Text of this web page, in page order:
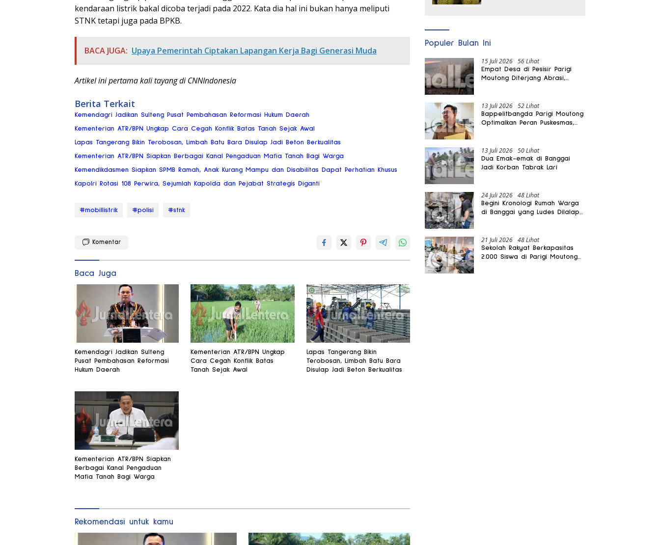
kendaraan listrik bakal dicoba terjadi pada 2022. Kata dia hal ini bukan hanya meliputi
STNK tetapi juga pada BPKB.
BACA JUGA: Upaya Pemerintah Ciptakan Lapangan Kerja Bagi Generasi Muda
Artikel ini pertama kali tayang di CNNIndonesia
Berita Terkait
Kemendagri Jadikan Sulteng Pusat Pembahasan Reformasi Hukum Daerah
Kementerian ATR/BPN Ungkap Cara Cegah Konflik Batas Tanah Sejak Awal
Lapas Tangerang Bikin Terobosan, Limbah Batu Bara Disulap Jadi Beton Berkualitas
Kementerian ATR/BPN Siapkan Berbagai Kanal Pengaduan Mafia Tanah Bagi Warga
Kemendikdasmen Siapkan SPMB Ramah, Anak Kurang Mampu dan Disabilitas Dapat Perhatian Khusus
Kapolri Rotasi 108 Perwira, Sejumlah Kapolda dan Pejabat Strategis Diganti
#mobillistrik #polisi #stnk
Komentar
Baca Juga
Kemendagri Jadikan Sulteng
Pusat Pembahasan Reformasi
Hukum Daerah
Kementerian ATR/BPN Ungkap
Cara Cegah Konflik Batas
Tanah Sejak Awal
Lapas Tangerang Bikin
Terobosan, Limbah Batu Bara
Disulap Jadi Beton Berkualitas
Kementerian ATR/BPN Siapkan
Berbagai Kanal Pengaduan
Mafia Tanah Bagi Warga
Rekomendasi untuk kamu
Populer Bulan Ini
15 Juli 2026 56 Lihat
Empat Desa di Pesisir Parigi
Moutong Diterjang Abrasi,
13 Juli 2026 52 Lihat
Bappelitbangda Parigi Moutong
Optimalkan Peran Puskesmas,
13 Juli 2026 50 Lihat
Dua Emak-emak di Banggai
Jadi Korban Tabrak Lari
24 Juli 2026 48 Lihat
Begini Kronologi Rumah Warga
di Banggai yang Ludes Dilalap
21 Juli 2026 48 Lihat
Sekolah Rakyat Berkapasitas
2.000 Siswa di Parigi Moutong